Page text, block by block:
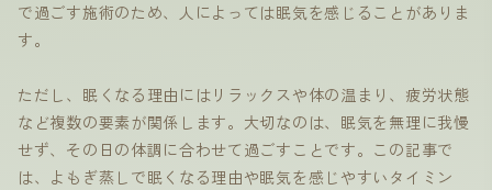
で過ごす施術のため、人によっては眠気を感じることがありま
す。
ただし、眠くなる理由にはリラックスや体の温まり、疲労状態
など複数の要素が関係します。大切なのは、眠気を無理に我慢
せず、その日の体調に合わせて過ごすことです。この記事で
は、よもぎ蒸しで眠くなる理由や眠気を感じやすいタイミン